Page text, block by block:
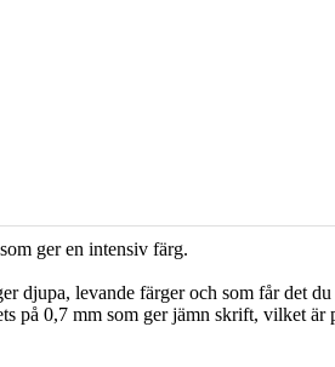
ger en intensiv färg.
djupa, levande färger och som får det
på 0,7 mm som ger jämn skrift, vilket